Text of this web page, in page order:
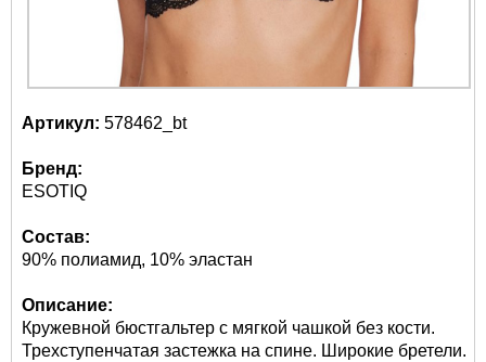
Артикул: 578462_bt
Бренд:
ESOTIQ
Состав:
90% полиамид, 10% эластан
Описание:
Кружевной бюстгальтер с мягкой чашкой без кости.
Трехступенчатая застежка на спине. Широкие бретели.